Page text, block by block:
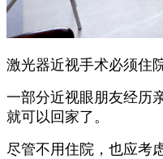
激光器近视手术必须住
一部分近视眼朋友经历
就可以回家了。
尽管不用住院，也应考